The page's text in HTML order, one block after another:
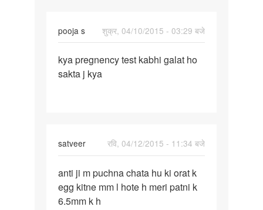
pooja s
शुक्र, 04/10/2015 - 03:29 बजे
kya
pregnency
kya pregnency test kabhi galat ho
sakta j kya
satveer
रवि, 04/12/2015 - 11:34 बजे
anti
ji
m
anti ji m puchna chata hu ki orat k
egg kitne mm l hote h meri patni k
6.5mm k h